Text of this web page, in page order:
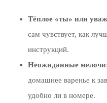
Тёплое «ты» или
сам чувствует, как
инструкций.
Неожиданные
домашнее варенье к
удобно ли в номере.